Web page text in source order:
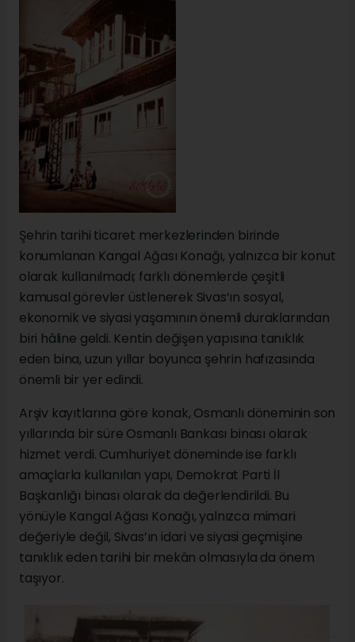
Şehrin tarihi ticaret merkezlerinden birinde
konumlanan Kangal Ağası Konağı, yalnızca bir konut
olarak kullanılmadı; farklı dönemlerde çeşitli
kamusal görevler üstlenerek Sivas’ın sosyal,
ekonomik ve siyasi yaşamının önemli duraklarından
biri hâline geldi. Kentin değişen yapısına tanıklık
eden bina, uzun yıllar boyunca şehrin hafızasında
önemli bir yer edindi.
Arşiv kayıtlarına göre konak, Osmanlı döneminin son
yıllarında bir süre Osmanlı Bankası binası olarak
hizmet verdi. Cumhuriyet döneminde ise farklı
amaçlarla kullanılan yapı, Demokrat Parti İl
Başkanlığı binası olarak da değerlendirildi. Bu
yönüyle Kangal Ağası Konağı, yalnızca mimari
değeriyle değil, Sivas’ın idari ve siyasi geçmişine
tanıklık eden tarihi bir mekân olmasıyla da önem
taşıyor.